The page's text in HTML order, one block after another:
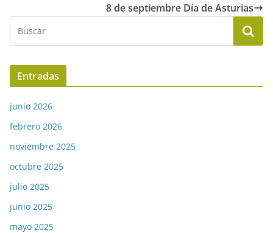
8 de septiembre Día de Asturias
Entradas
junio 2026
febrero 2026
noviembre 2025
octubre 2025
julio 2025
junio 2025
mayo 2025